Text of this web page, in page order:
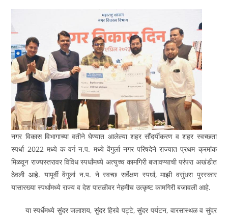
नगर विकास विभागाच्या वतीने घेण्यात आलेल्या शहर सौंदर्यीकरण व शहर स्वच्छता
स्पर्धा 2022 मध्ये क वर्ग न.प. मध्ये वेंगुर्ला नगर परिषदेने राज्यात प्रथम क्रमांक
मिळवून राज्यस्तरावर विविध स्पर्धांमध्ये अत्युच्च कामगिरी बजावण्याची परंपरा अखंडीत
ठेवली आहे. यापूर्वी वेंगुर्ला न.प. ने स्वच्छ सर्वेक्षण स्पर्धा, माझी वसुंधरा पुरस्कार
यासारख्या स्पर्धांमध्ये राज्य व देश पातळीवर नेहमीच उत्कृष्ट कामगिरी बजावली आहे.
या स्पर्धेमध्ये सुंदर जलाशय, सुंदर हिरवे पट्टे, सुंदर पर्यटन, वारसास्थळ व सुंदर